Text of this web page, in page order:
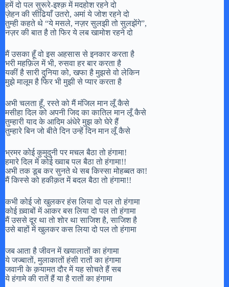
हमें दो पल सुरूरे-इश्क़ में मदहोश रहने दो
ज़ेहन की सीढियाँ उतरो, अमां ये जोश रहने दो
तुम्ही कहते थे “ये मसले, नज़र सुलझी तो सुलझेंगे”,
नज़र की बात है तो फिर ये लब खामोश रहने दो
मैं उसका हूँ वो इस अहसास से इनकार करता है
भरी महफ़िल में भी, रुसवा हर बार करता है
यकीं है सारी दुनिया को, खफा है मुझसे वो लेकिन
मुझे मालूम है फिर भी मुझी से प्यार करता है
अभी चलता हूँ, रस्ते को मैं मंजिल मान लूँ कैसे
मसीहा दिल को अपनी जिद का कातिल मान लूँ कैसे
तुम्हारी याद के आदिम अंधेरे मुझ को घेरे हैं
तुम्हारे बिन जो बीते दिन उन्हें दिन मान लूँ कैसे
भ्रमर कोई कुमुदुनी पर मचल बैठा तो हंगामा!
हमारे दिल में कोई ख्वाब पल बैठा तो हंगामा!!
अभी तक डूब कर सुनते थे सब किस्सा मोहब्बत का!
मैं किस्से को हकीक़त में बदल बैठा तो हंगामा!!
कभी कोई जो खुलकर हंस लिया दो पल तो हंगामा
कोई ख़्वाबों में आकर बस लिया दो पल तो हंगामा
मैं उससे दूर था तो शोर था साजिश है, साजिश है
उसे बाहों में खुलकर कस लिया दो पल तो हंगामा
जब आता है जीवन में खयालातों का हंगामा
ये जज्बातों, मुलाकातों हंसी रातों का हंगामा
जवानी के क़यामत दौर में यह सोचते हैं सब
ये हंगामे की रातें हैं या है रातों का हंगामा